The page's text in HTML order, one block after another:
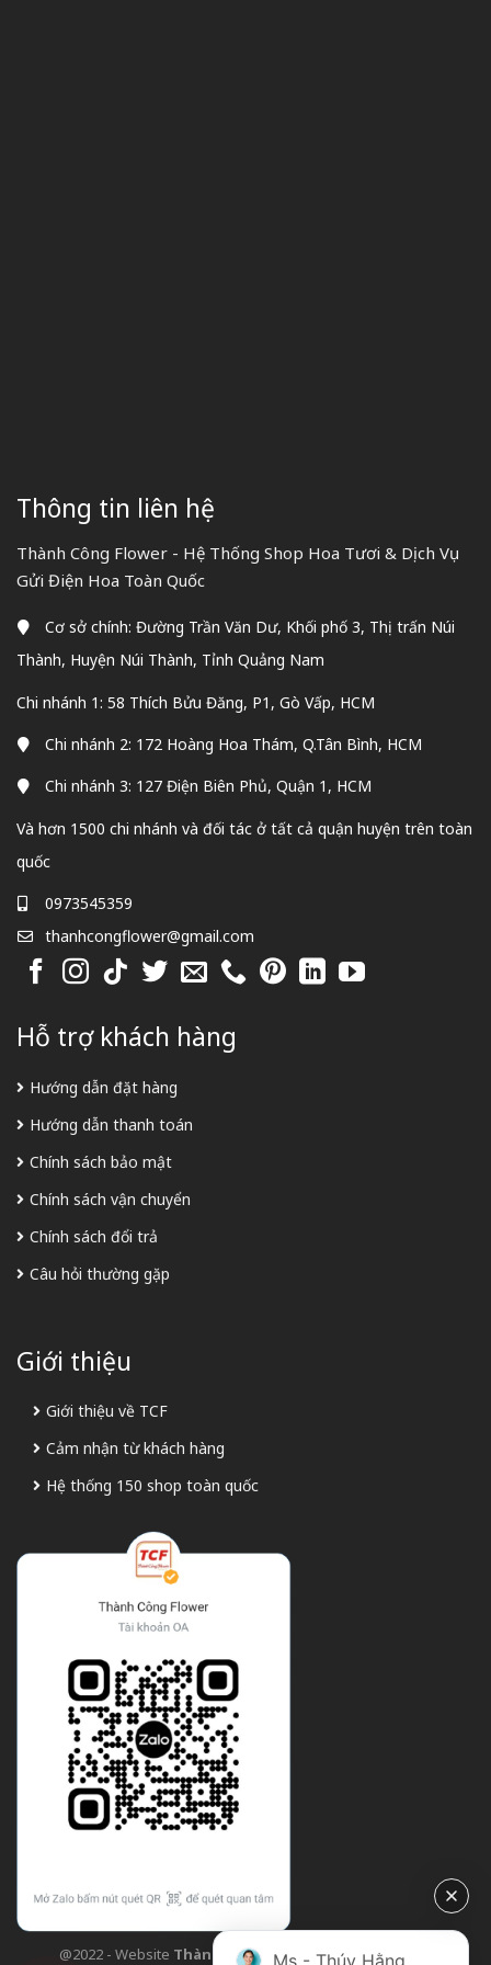
Thông tin liên hệ
Thành Công Flower - Hệ Thống Shop Hoa Tươi & Dịch Vụ
Gửi Điện Hoa Toàn Quốc
Cơ sở chính: Đường Trần Văn Dư, Khối phố 3, Thị trấn Núi
Thành, Huyện Núi Thành, Tỉnh Quảng Nam
Chi nhánh 1: 58 Thích Bửu Đăng, P1, Gò Vấp, HCM
Chi nhánh 2: 172 Hoàng Hoa Thám, Q.Tân Bình, HCM
Chi nhánh 3: 127 Điện Biên Phủ, Quận 1, HCM
Và hơn 1500 chi nhánh và đối tác ở tất cả quận huyện trên toàn
quốc
0973545359
thanhcongflower@gmail.com
Hỗ trợ khách hàng
Hướng dẫn đặt hàng
Hướng dẫn thanh toán
Chính sách bảo mật
Chính sách vận chuyển
Chính sách đổi trả
Câu hỏi thường gặp
Giới thiệu
Giới thiệu về TCF
Cảm nhận từ khách hàng
Hệ thống 150 shop toàn quốc
@2022 - Website Thành Công Flower| Design bởi
Ms - Thúy Hằng